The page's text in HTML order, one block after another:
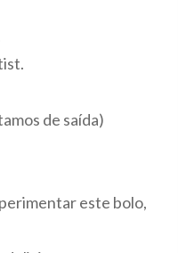
de saída)
este bolo,